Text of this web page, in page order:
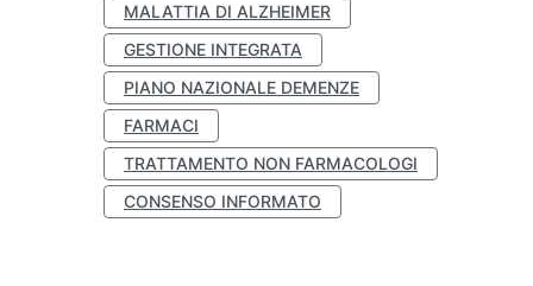
MALATTIA DI ALZHEIMER
GESTIONE INTEGRATA
PIANO NAZIONALE DEMENZE
FARMACI
TRATTAMENTO NON FARMACOLOGI
CONSENSO INFORMATO